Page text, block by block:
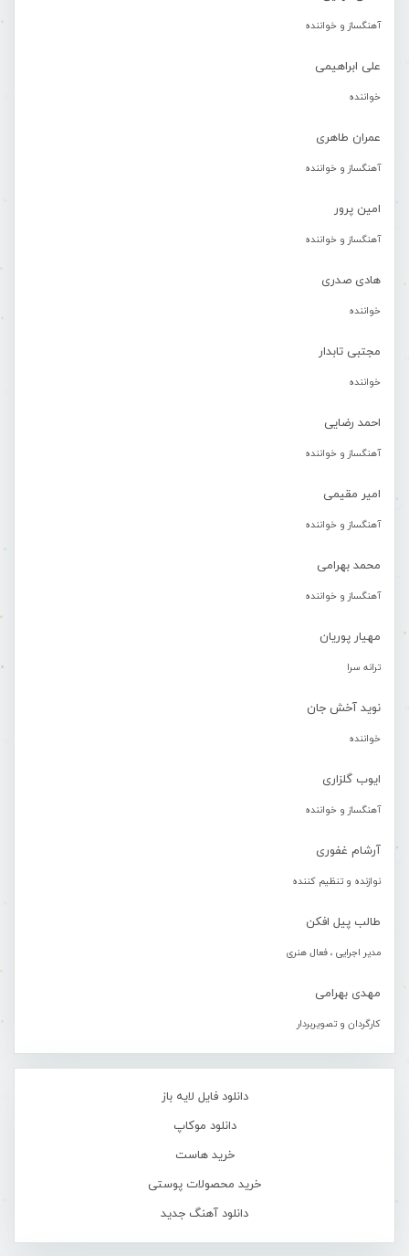
آهنگساز و خواننده
علی ابراهیمی
خواننده
عمران طاهری
آهنگساز و خواننده
امین پرور
آهنگساز و خواننده
هادی صدری
خواننده
مجتبی تابدار
خواننده
احمد رضایی
آهنگساز و خواننده
امیر مقیمی
آهنگساز و خواننده
محمد بهرامی
آهنگساز و خواننده
مهیار پوریان
ترانه سرا
نوید آخش جان
خواننده
ایوب گلزاری
آهنگساز و خواننده
آرشام غفوری
نوازنده و تنظیم کننده
طالب پیل افکن
مدیر اجرایی ، فعال هنری
مهدی بهرامی
کارگردان و تصویربردار
دانلود فایل لایه باز
دانلود موکاپ
خرید هاست
خرید محصولات پوستی
دانلود آهنگ جدید